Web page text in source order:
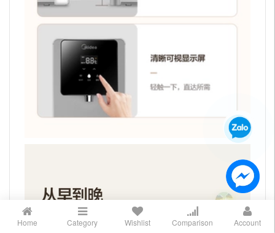
Home Category Wishlist Comparison Account